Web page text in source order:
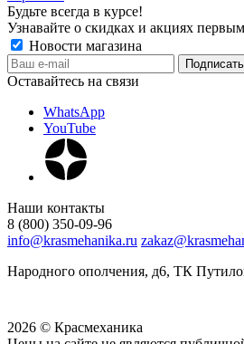
Будьте всегда в курсе!
Узнавайте о скидках и акциях первым
Новости магазина
Оставайтесь на связи
WhatsApp
YouTube
Наши контакты
8 (800) 350-09-96
info@krasmehanika.ru
Народного ополчения, д6, ТК
2026 © Красмеханика